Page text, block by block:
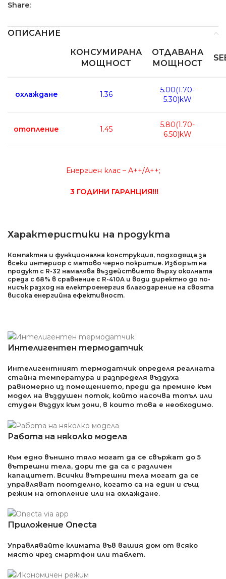
Share:
ОПИСАНИЕ
КОНСУМИРАНА
МОЩНОСТ
ОТДАВАНА
МОЩНОСТ
охлаждане 1.36
5.00(1.70-
5.30)kW
отопление 1.45
5.80(1.70-
6.50)kW
Енергиен клас – А++/А++;
3 ГОДИНИ ГАРАНЦИЯ!!!
Характеристики на продукта
Компактна и функционална конструкция, подходяща за
всеки интериор с матово черно покритие. Изборът на
продукт с R-32 намалява въздействието върху околната
среда с 68% в сравнение с R-410A и води директно до по-
нисък разход на електроенергия благодарение на своята
висока енергийна ефективност.
Интелигентен термодатчик
Интелигентният термодатчик определя реалната
стайна температура и разпределя въздуха
равномерно из помещението, преди да премине към
модел на въздушен поток, който насочва топъл или
студен въздух към зони, в които това е необходимо.
Работа на няколко модела
Към едно външно тяло могат да се свържат до 5
вътрешни тела, дори те да са с различен
капацитет. Всички вътрешни тела могат да се
управляват поотделно, когато са на един и същ
режим на отопление или на охлаждане.
Приложение Onecta
Управлявайте климата във вашия дом от всяко
място чрез смартфон или таблет.